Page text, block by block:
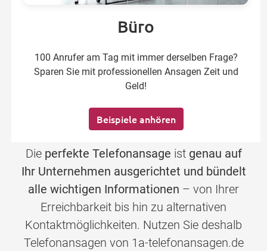
Büro
100 Anrufer am Tag mit immer derselben Frage?
Sparen Sie mit professionellen Ansagen Zeit und
Geld!
Beispiele anhören
Die perfekte Telefonansage ist genau auf
Ihr Unternehmen ausgerichtet und bündelt
alle wichtigen Informationen – von Ihrer
Erreichbarkeit bis hin zu alternativen
Kontaktmöglichkeiten. Nutzen Sie deshalb
Telefonansagen von 1a-telefonansagen.de